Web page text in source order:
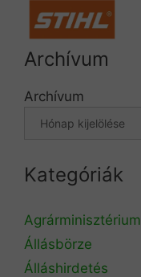
Archívum
Archívum
Kategóriák
Agrárminisztérium
Állásbörze
Álláshirdetés